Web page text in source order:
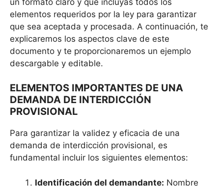
elementos requeridos por la ley para garantizar
que sea aceptada y procesada. A continuación, te
explicaremos los aspectos clave de este
documento y te proporcionaremos un ejemplo
descargable y editable.
ELEMENTOS IMPORTANTES DE UNA
DEMANDA DE INTERDICCIÓN
PROVISIONAL
Para garantizar la validez y eficacia de una
demanda de interdicción provisional, es
fundamental incluir los siguientes elementos:
Identificación del demandante: Nombre